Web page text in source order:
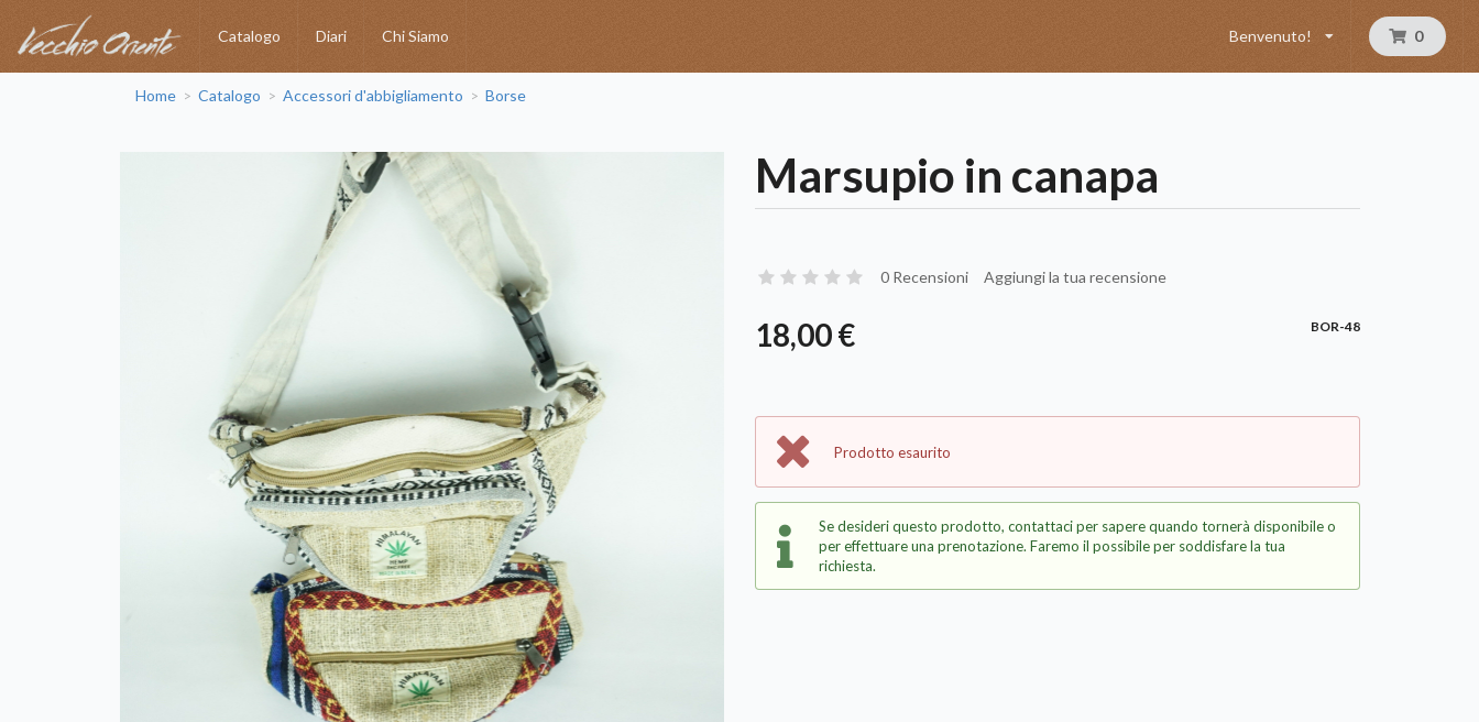
Catalogo Diari Chi Siamo Benvenuto! 0
Home > Catalogo > Accessori d'abbigliamento > Borse
Marsupio in canapa
0 Recensioni Aggiungi la tua recensione
18,00 € BOR-48
Prodotto esaurito
Se desideri questo prodotto, contattaci per sapere quando tornerà disponibile o
per effettuare una prenotazione. Faremo il possibile per soddisfare la tua
richiesta.